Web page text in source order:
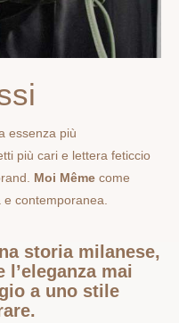
essenza più
più cari e lettera feticcio
Moi Même come
contemporanea.
storia milanese,
l’eleganza mai
a uno stile